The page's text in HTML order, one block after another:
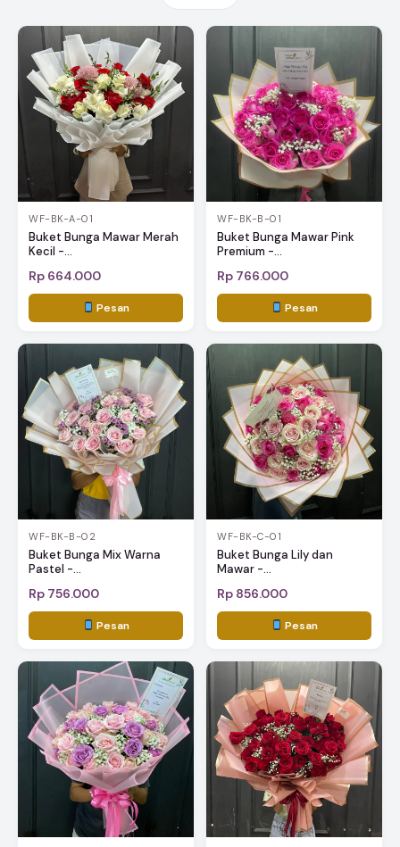
WF-BK-A-01
Buket Bunga Mawar Merah
Kecil -...
Rp 664.000
Pesan
WF-BK-B-01
Buket Bunga Mawar Pink
Premium -...
Rp 766.000
Pesan
WF-BK-B-02
Buket Bunga Mix Warna
Pastel -...
Rp 756.000
Pesan
WF-BK-C-01
Buket Bunga Lily dan
Mawar -...
Rp 856.000
Pesan